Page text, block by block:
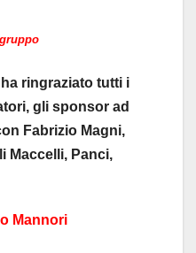
ringraziato tutti i
gli sponsor ad
Fabrizio Magni,
Maccelli, Panci,
Mannori